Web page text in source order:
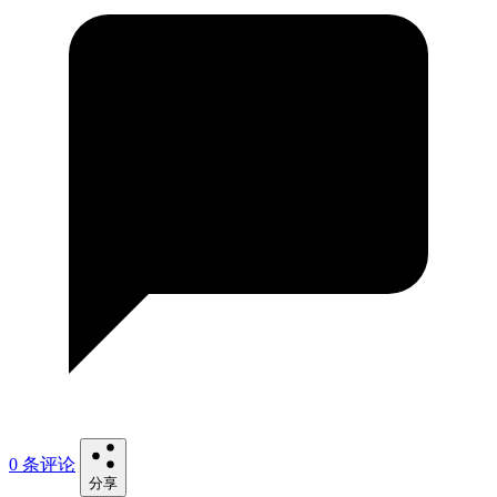
0 条评论
分享